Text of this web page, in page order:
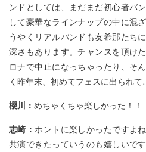
ンドとしては、まだまだ初心者バ
して豪華なラインナップの中に混
うやくリアルバンドも友希那たち
深さもあります。チャンスを頂け
ロナで中止になっちゃったり、そ
く昨年末、初めてフェスに出られ
櫻川： めちゃくちゃ楽しかった！！
志崎：ホントに楽しかったですよ
共演できたっていうのも嬉しいで